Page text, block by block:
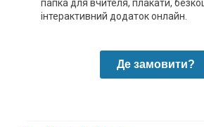
папка для вчителя, плакати,
інтерактивний додаток онлайн.
Де замовити?